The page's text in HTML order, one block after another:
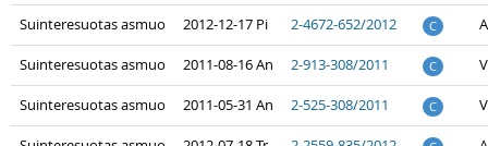
Suinteresuotas asmuo 2012-12-17 Pi 2-4672-652/2012 C
Suinteresuotas asmuo 2011-08-16 An 2-913-308/2011 C
Suinteresuotas asmuo 2011-05-31 An 2-525-308/2011 C